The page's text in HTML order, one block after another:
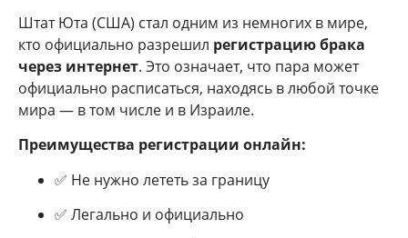
Штат Юта (США) стал одним из немногих в мире,
кто официально разрешил регистрацию брака
через интернет. Это означает, что пара может
официально расписаться, находясь в любой точке
мира — в том числе и в Израиле.
Преимущества регистрации онлайн:
✅ Не нужно лететь за границу
✅ Легально и официально